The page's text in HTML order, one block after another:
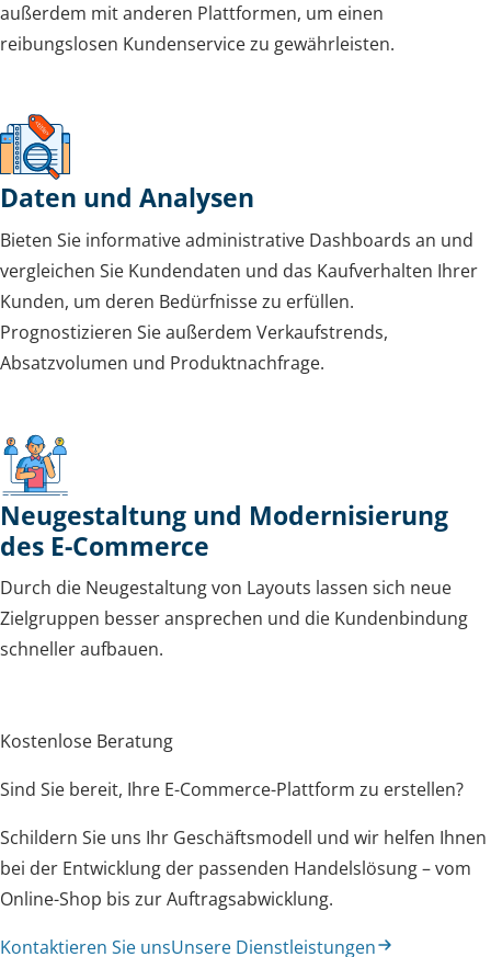
außerdem mit anderen Plattformen, um einen
reibungslosen Kundenservice zu gewährleisten.
Daten und Analysen
Bieten Sie informative administrative Dashboards an und
vergleichen Sie Kundendaten und das Kaufverhalten Ihrer
Kunden, um deren Bedürfnisse zu erfüllen.
Prognostizieren Sie außerdem Verkaufstrends,
Absatzvolumen und Produktnachfrage.
Neugestaltung und Modernisierung
des E-Commerce
Durch die Neugestaltung von Layouts lassen sich neue
Zielgruppen besser ansprechen und die Kundenbindung
schneller aufbauen.
Kostenlose Beratung
Sind Sie bereit, Ihre E-Commerce-Plattform zu erstellen?
Schildern Sie uns Ihr Geschäftsmodell und wir helfen Ihnen
bei der Entwicklung der passenden Handelslösung – vom
Online-Shop bis zur Auftragsabwicklung.
Kontaktieren Sie unsUnsere Dienstleistungen